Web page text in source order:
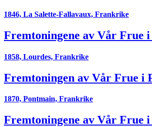
1846, La Salette-Fallavaux, Frankrike
Fremtoningene av Vår Frue
1858, Lourdes, Frankrike
Fremtoningen av Vår Frue i
1870, Pontmain, Frankrike
Fremtoningene av Vår Frue